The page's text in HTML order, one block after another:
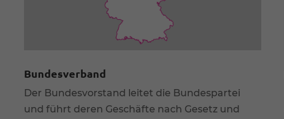
Bundesverband
Der Bundesvorstand leitet die Bundespartei
und führt deren Geschäfte nach Gesetz und